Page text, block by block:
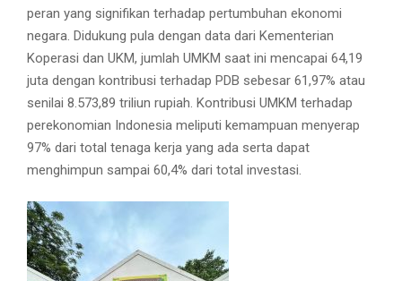
peran yang signifikan terhadap pertumbuhan ekonomi
negara. Didukung pula dengan data dari Kementerian
Koperasi dan UKM, jumlah UMKM saat ini mencapai 64,19
juta dengan kontribusi terhadap PDB sebesar 61,97% atau
senilai 8.573,89 triliun rupiah. Kontribusi UMKM terhadap
perekonomian Indonesia meliputi kemampuan menyerap
97% dari total tenaga kerja yang ada serta dapat
menghimpun sampai 60,4% dari total investasi.